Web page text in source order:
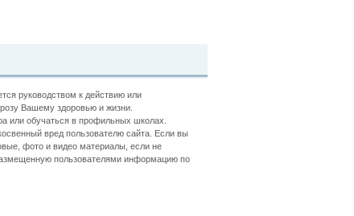
руководством к действию или
Вашему здоровью и жизни.
или обучаться в профильных школах.
вред пользователю сайта. Если вы
фото и видео материалы, если не
пользователями информацию по